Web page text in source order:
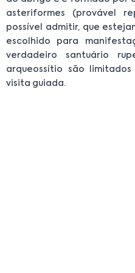
asteriformes (provável
possível admitir, que
escolhido para
verdadeiro santuário
arqueossítio são
visita guiada.